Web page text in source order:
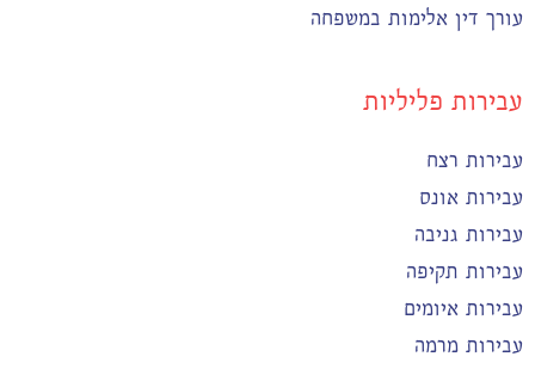
עורך דין אלימות במשפחה
עבירות פליליות
עבירות רצח
עבירות אונס
עבירות גניבה
עבירות תקיפה
עבירות איומים
עבירות מרמה